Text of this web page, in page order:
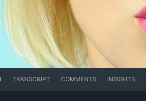
TRANSCRIPT COMMENTS INSIGHTS